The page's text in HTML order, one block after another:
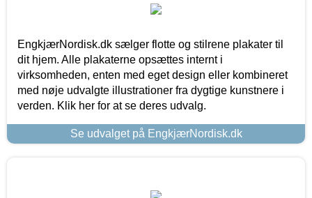
EngkjærNordisk.dk sælger flotte og stilrene plakater til
dit hjem. Alle plakaterne opsættes internt i
virksomheden, enten med eget design eller kombineret
med nøje udvalgte illustrationer fra dygtige kunstnere i
verden. Klik her for at se deres udvalg.
Se udvalget på EngkjærNordisk.dk